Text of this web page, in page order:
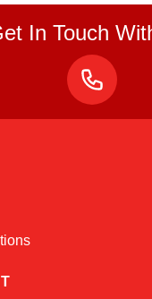
In Touch